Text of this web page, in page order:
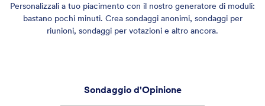
Personalizzali a tuo piacimento con il nostro generatore di moduli:
bastano pochi minuti. Crea sondaggi anonimi, sondaggi per
riunioni, sondaggi per votazioni e altro ancora.
Sondaggio Elettorale